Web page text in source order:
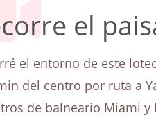
el
el entorno de este
del centro por ruta a
de balneario Miami y